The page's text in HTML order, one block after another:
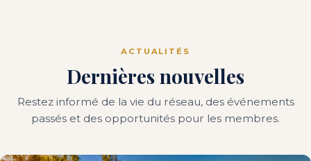
ACTUALITÉS
Dernières nouvelles
Restez informé de la vie du réseau, des événements
passés et des opportunités pour les membres.